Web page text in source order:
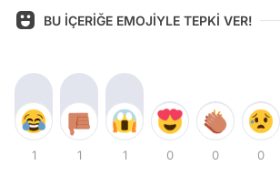
BU İÇERİĞE EMOJİYLE TEPKİ VER!
1 1 1 0 0 0